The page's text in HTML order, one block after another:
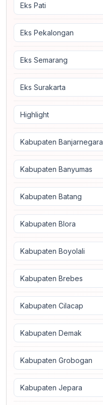
Eks Pati
Eks Pekalongan
Eks Semarang
Eks Surakarta
Highlight
Kabupaten Banjarnegara
Kabupaten Banyumas
Kabupaten Batang
Kabupaten Blora
Kabupaten Boyolali
Kabupaten Brebes
Kabupaten Cilacap
Kabupaten Demak
Kabupaten Grobogan
Kabupaten Jepara